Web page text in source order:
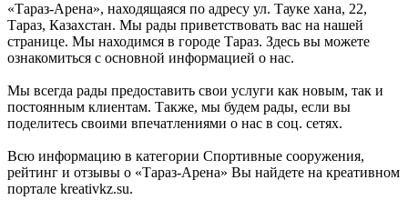
«Тараз-Арена», находящаяся по адресу ул. Тауке хана, 22,
Тараз, Казахстан. Мы рады приветствовать вас на нашей
странице. Мы находимся в городе Тараз. Здесь вы можете
ознакомиться с основной информацией о нас.
Мы всегда рады предоставить свои услуги как новым, так и
постоянным клиентам. Также, мы будем рады, если вы
поделитесь своими впечатлениями о нас в соц. сетях.
Всю информацию в категории Спортивные сооружения,
рейтинг и отзывы о «Тараз-Арена» Вы найдете на креативном
портале kreativkz.su.